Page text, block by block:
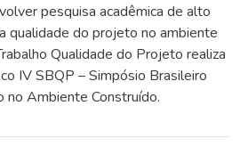
pesquisa acadêmica de alto
qualidade do projeto no ambiente
Qualidade do Projeto realiza
IV SBQP – Simpósio Brasileiro
Ambiente Construído.